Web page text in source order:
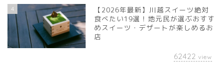
4
【2026年最新】川越スイーツ絶対
食べたい19選！地元民が選ぶおすす
めスイーツ・デザートが楽しめるお
店
62422 view